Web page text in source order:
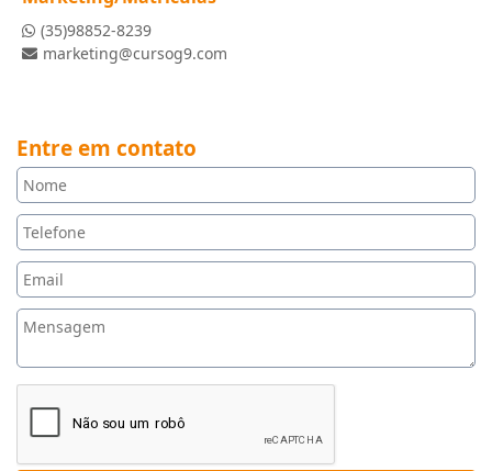
(35)98852-8239
marketing@cursog9.com
Entre em contato